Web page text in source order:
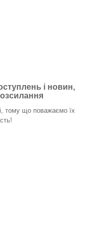
і новин,
тому що поважаємо їх